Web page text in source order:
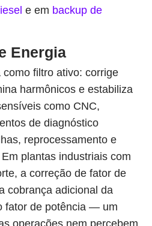
e em backup de
Energia
filtro ativo: corrige
harmônicos e estabiliza
como CNC,
de diagnóstico
reprocessamento e
plantas industriais com
a correção de fator de
cobrança adicional da
fator de potência — um
operações nem percebem